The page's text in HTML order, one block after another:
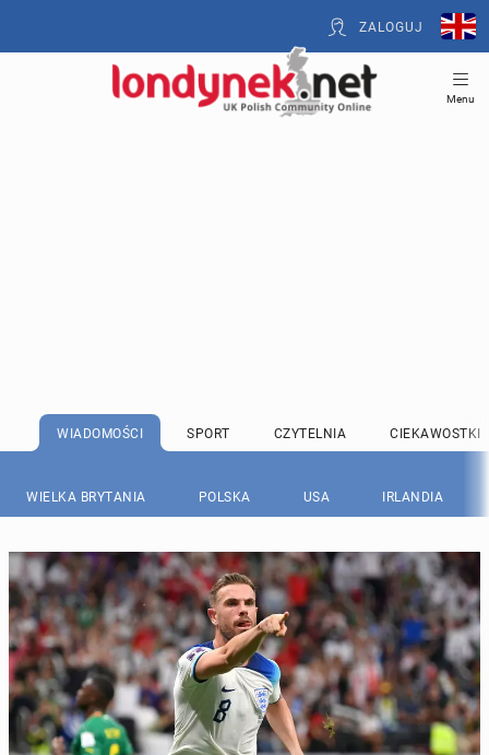
ZALOGUJ
Menu
WIADOMOŚCI SPORT CZYTELNIA CIEKAWOSTKI
WIELKA BRYTANIA POLSKA USA IRLANDIA